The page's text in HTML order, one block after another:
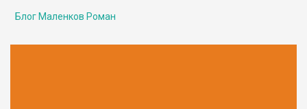
Блог Маленков Роман